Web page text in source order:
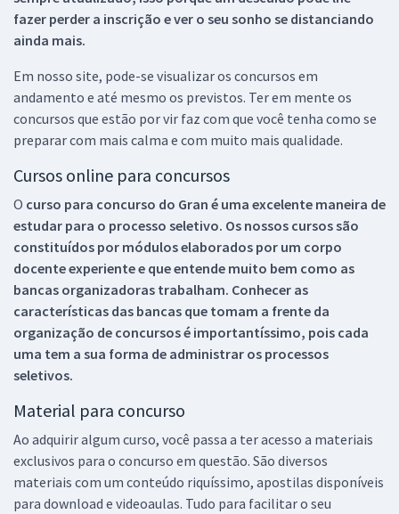
fazer perder a inscrição e ver o seu sonho se distanciando
ainda mais.
Em nosso site, pode-se visualizar os concursos em
andamento e até mesmo os previstos. Ter em mente os
concursos que estão por vir faz com que você tenha como se
preparar com mais calma e com muito mais qualidade.
Cursos online para concursos
O curso para concurso do Gran é uma excelente maneira de
estudar para o processo seletivo. Os nossos cursos são
constituídos por módulos elaborados por um corpo
docente experiente e que entende muito bem como as
bancas organizadoras trabalham. Conhecer as
características das bancas que tomam a frente da
organização de concursos é importantíssimo, pois cada
uma tem a sua forma de administrar os processos
seletivos.
Material para concurso
Ao adquirir algum curso, você passa a ter acesso a materiais
exclusivos para o concurso em questão. São diversos
materiais com um conteúdo riquíssimo, apostilas disponíveis
para download e videoaulas. Tudo para facilitar o seu